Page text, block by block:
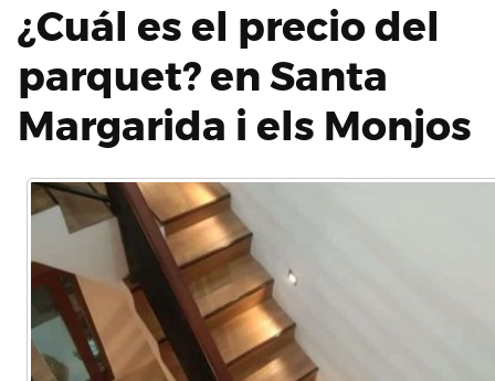
¿Cuál es el precio del
parquet? en Santa
Margarida i els Monjos